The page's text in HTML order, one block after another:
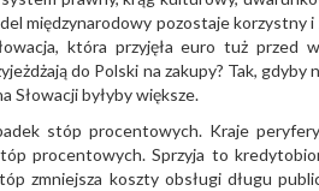
międzynarodowy pozostaje korzystny
która przyjęła euro tuż przed
do Polski na zakupy? Tak,
Słowacji byłyby większe.
stóp procentowych. Kraje
procentowych. Sprzyja to
zmniejsza koszty obsługi długu